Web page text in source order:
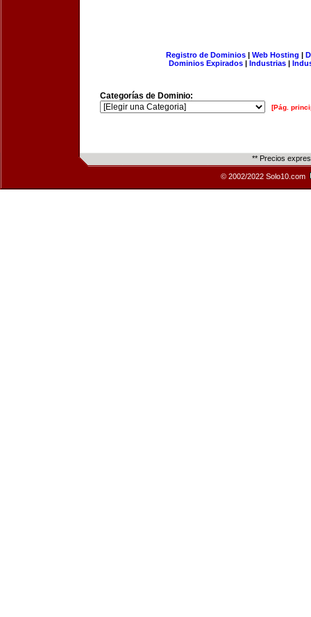
Registro de Dominios| Web Hosting |
Dominios Expirados | Industrias |
Categorías de Dominio:
[Pág.
** Precios
© 2002/2022 Solo10.com